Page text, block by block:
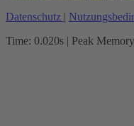
Datenschutz |
Time: 0.020s | Peak